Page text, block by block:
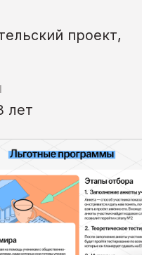
трек
курс,
всестороннее
и умения,
успешного
и жизни в
сейчас